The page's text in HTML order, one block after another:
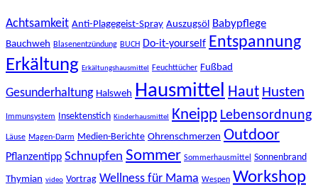
Achtsamkeit Anti-Plagegeist-Spray Auszugsöl Babypflege
Bauchweh Blasenentzündung BUCH Do-it-yourself Entspannung
Erkältung Erkältungshausmittel Feuchttücher Fußbad
Gesunderhaltung Halsweh Hausmittel Haut Husten
Immunsystem Insektenstich Kinderhausmittel Kneipp Lebensordnung
Läuse Magen-Darm Medien-Berichte Ohrenschmerzen Outdoor
Pflanzentipp Schnupfen Sommer Sommerhausmittel Sonnenbrand
Thymian video Vortrag Wellness für Mama Wespen Workshop